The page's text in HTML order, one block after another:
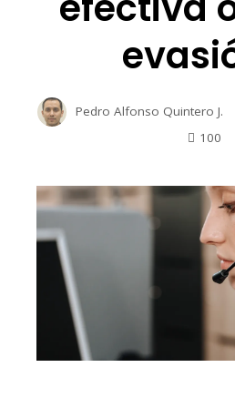
Pedro Alfonso Quintero J.
100